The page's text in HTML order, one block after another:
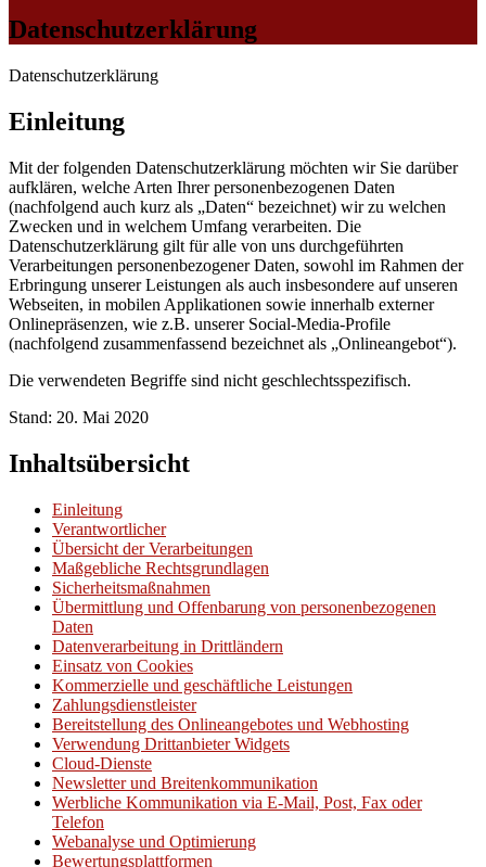
Datenschutzerklärung
Datenschutzerklärung
Einleitung
Mit der folgenden Datenschutzerklärung möchten wir Sie darüber
aufklären, welche Arten Ihrer personenbezogenen Daten
(nachfolgend auch kurz als „Daten“ bezeichnet) wir zu welchen
Zwecken und in welchem Umfang verarbeiten. Die
Datenschutzerklärung gilt für alle von uns durchgeführten
Verarbeitungen personenbezogener Daten, sowohl im Rahmen der
Erbringung unserer Leistungen als auch insbesondere auf unseren
Webseiten, in mobilen Applikationen sowie innerhalb externer
Onlinepräsenzen, wie z.B. unserer Social-Media-Profile
(nachfolgend zusammenfassend bezeichnet als „Onlineangebot“).
Die verwendeten Begriffe sind nicht geschlechtsspezifisch.
Stand: 20. Mai 2020
Inhaltsübersicht
Einleitung
Verantwortlicher
Übersicht der Verarbeitungen
Maßgebliche Rechtsgrundlagen
Sicherheitsmaßnahmen
Übermittlung und Offenbarung von personenbezogenen
Daten
Datenverarbeitung in Drittländern
Einsatz von Cookies
Kommerzielle und geschäftliche Leistungen
Zahlungsdienstleister
Bereitstellung des Onlineangebotes und Webhosting
Verwendung Drittanbieter Widgets
Cloud-Dienste
Newsletter und Breitenkommunikation
Werbliche Kommunikation via E-Mail, Post, Fax oder
Telefon
Webanalyse und Optimierung
Bewertungsplattformen